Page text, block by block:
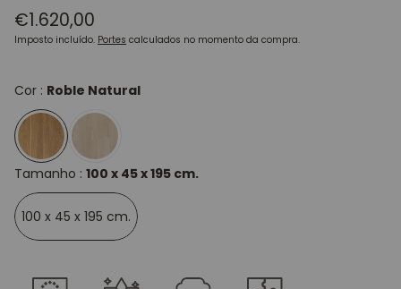
Preço
normal
€1.620,00
Imposto incluído. Portes calculados no momento da compra.
Cor : Roble Natural
Tamanho : 100 x 45 x 195 cm.
100 x 45 x 195 cm.